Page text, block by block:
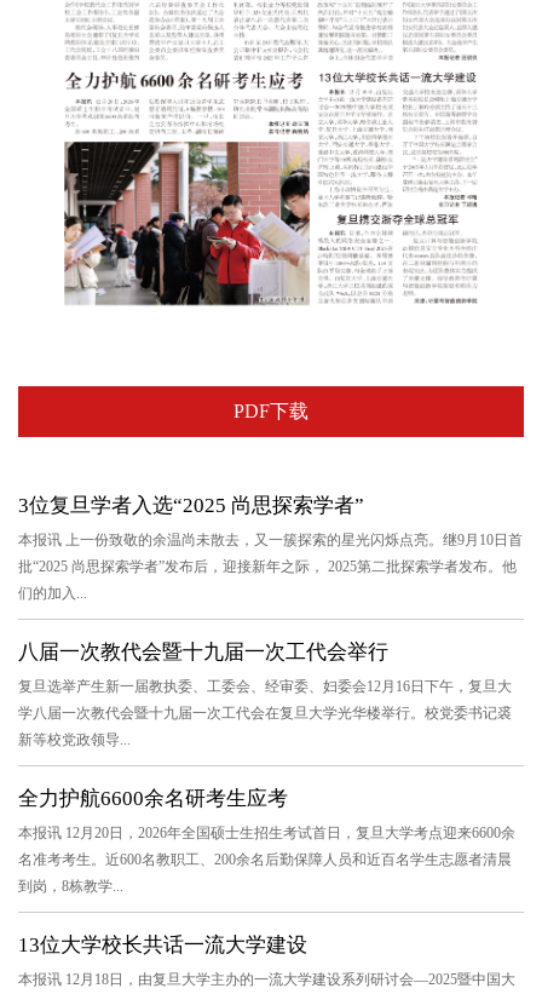
PDF下载
3位复旦学者入选“2025 尚思探索学者”
本报讯 上一份致敬的余温尚未散去，又一簇探索的星光闪烁点亮。继9月10日首
批“2025 尚思探索学者”发布后，迎接新年之际， 2025第二批探索学者发布。他
们的加入...
八届一次教代会暨十九届一次工代会举行
复旦选举产生新一届教执委、工委会、经审委、妇委会12月16日下午，复旦大
学八届一次教代会暨十九届一次工代会在复旦大学光华楼举行。校党委书记裘
新等校党政领导...
全力护航6600余名研考生应考
本报讯 12月20日，2026年全国硕士生招生考试首日，复旦大学考点迎来6600余
名准考考生。近600名教职工、200余名后勤保障人员和近百名学生志愿者清晨
到岗，8栋教学...
13位大学校长共话一流大学建设
本报讯 12月18日，由复旦大学主办的一流大学建设系列研讨会—2025暨中国大